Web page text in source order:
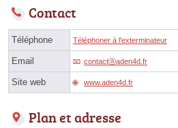
Contact
Téléphone Téléphoner à l'exterminateur
Email contactⓐaden4d.fr
Site web www.aden4d.fr
Plan et adresse